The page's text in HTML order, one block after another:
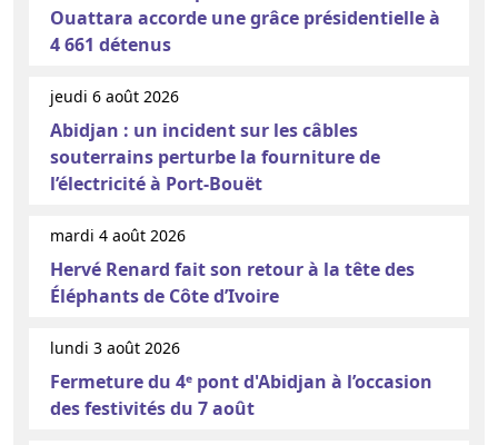
Ouattara accorde une grâce présidentielle à
4 661 détenus
jeudi 6 août 2026
Abidjan : un incident sur les câbles
souterrains perturbe la fourniture de
l’électricité à Port-Bouët
mardi 4 août 2026
Hervé Renard fait son retour à la tête des
Éléphants de Côte d’Ivoire
lundi 3 août 2026
Fermeture du 4ᵉ pont d'Abidjan à l’occasion
des festivités du 7 août